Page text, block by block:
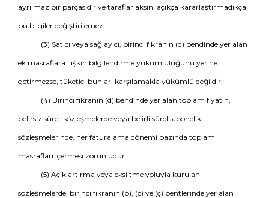
ayrılmaz bir parçasıdır ve taraflar aksini açıkça kararlaştırmadıkça
bu bilgiler değiştirilemez.
(3) Satıcı veya sağlayıcı, birinci fıkranın (d) bendinde yer alan
ek masraflara ilişkin bilgilendirme yükümlülüğünü yerine
getirmezse, tüketici bunları karşılamakla yükümlü değildir.
(4) Birinci fıkranın (d) bendinde yer alan toplam fiyatın,
belirsiz süreli sözleşmelerde veya belirli süreli abonelik
sözleşmelerinde, her faturalama dönemi bazında toplam
masrafları içermesi zorunludur.
(5) Açık artırma veya eksiltme yoluyla kurulan
sözleşmelerde, birinci fıkranın (b), (c) ve (ç) bentlerinde yer alan